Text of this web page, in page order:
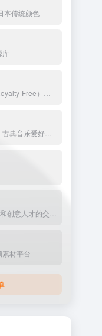
本传统颜色
库
材平台